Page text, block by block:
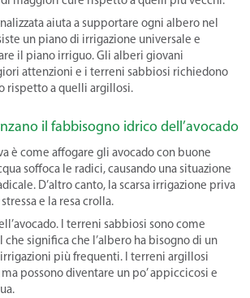
aiuta a supportare ogni albero nel
un piano di irrigazione universale e
il piano irriguo. Gli alberi giovani
attenzioni e i terreni sabbiosi richiedono
rispetto a quelli argillosi.
il fabbisogno idrico dell’avocado
è come affogare gli avocado con buone
soffoca le radici, causando una situazione
D’altro canto, la scarsa irrigazione priva
e la resa crolla.
I terreni sabbiosi sono come
che significa che l’albero ha bisogno di un
più frequenti. I terreni argillosi
possono diventare un po’ appiccicosi e